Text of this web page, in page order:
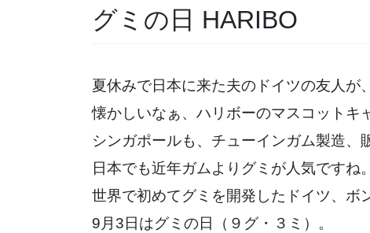
グミの日 HARIBO
夏休みで日本に来た夫のドイツの友人
懐かしいなぁ、ハリボーのマスコットキ
シンガポールも、チューインガム製造、
日本でも近年ガムよりグミが人気ですね。
世界で初めてグミを開発したドイツ、ボ
9月3日はグミの日（９グ・３ミ）。